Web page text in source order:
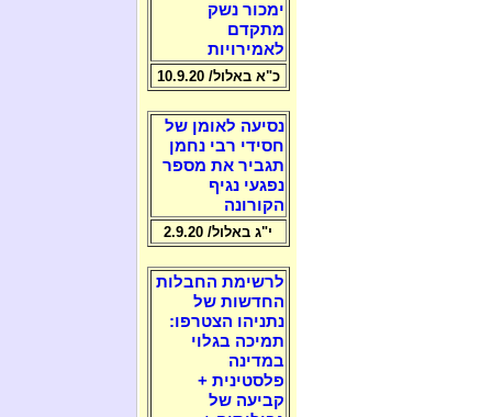
ימכור נשק
מתקדם
לאמירויות
כ"א באלול/ 10.9.20
נסיעה לאומן של
חסידי רבי נחמן
תגביר את מספר
נפגעי נגיף
הקורונה
י"ג באלול/ 2.9.20
לרשימת החבלות
החדשות של
נתניהו הצטרפו:
תמיכה בגלוי
במדינה
פלסטינית +
קביעה של